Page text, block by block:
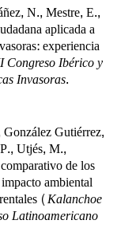
N., Mestre, E.,
aplicada a
experiencia
Congreso Ibérico y
Invasoras.
Gutiérrez,
Utjés, M.,
de los
ambiental
(Kalanchoe
Latinoamericano